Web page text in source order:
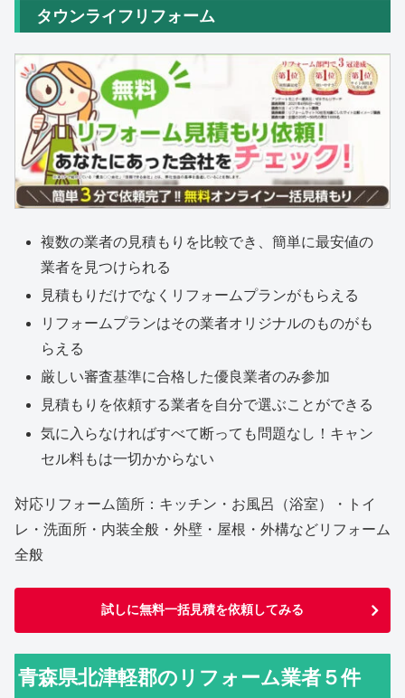
タウンライフリフォーム
複数の業者の見積もりを比較でき、簡単に最安値の
業者を見つけられる
見積もりだけでなくリフォームプランがもらえる
リフォームプランはその業者オリジナルのものがも
らえる
厳しい審査基準に合格した優良業者のみ参加
見積もりを依頼する業者を自分で選ぶことができる
気に入らなければすべて断っても問題なし！キャン
セル料もは一切かからない
対応リフォーム箇所：キッチン・お風呂（浴室）・トイ
レ・洗面所・内装全般・外壁・屋根・外構などリフォーム
全般
試しに無料一括見積を依頼してみる
青森県北津軽郡のリフォーム業者５件